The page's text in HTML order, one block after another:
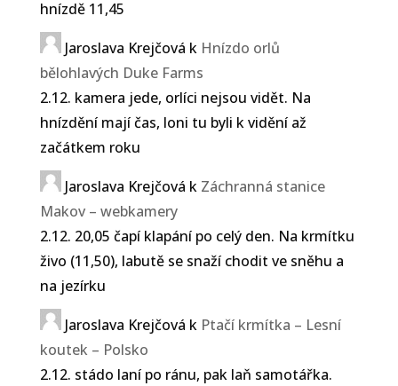
hnízdě 11,45
Jaroslava Krejčová k Hnízdo orlů
bělohlavých Duke Farms
2.12. kamera jede, orlíci nejsou vidět. Na
hnízdění mají čas, loni tu byli k vidění až
začátkem roku
Jaroslava Krejčová k Záchranná stanice
Makov – webkamery
2.12. 20,05 čapí klapání po celý den. Na krmítku
živo (11,50), labutě se snaží chodit ve sněhu a
na jezírku
Jaroslava Krejčová k Ptačí krmítka – Lesní
koutek – Polsko
2.12. stádo laní po ránu, pak laň samotářka.